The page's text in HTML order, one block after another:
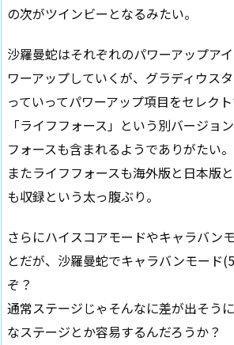
の次がツインビーとなるみたい。
沙羅曼蛇はそれぞれのパワーアップア
ワーアップしていくが、グラディウス
っていってパワーアップ項目をセレク
「ライフフォース」という別バージョ
フォースも含まれるようでありがたい。
またライフフォースも海外版と日本版
も収録という太っ腹ぶり。
さらにハイスコアモードやキャラバン
とだが、沙羅曼蛇でキャラバンモード
ぞ？
通常ステージじゃそんなに差が出そう
なステージとか容易するんだろうか？